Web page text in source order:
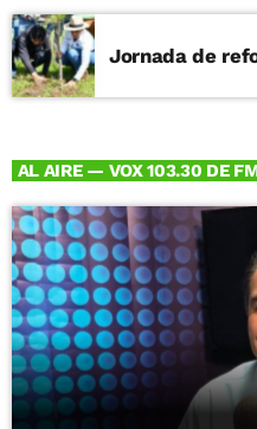
Jornada de
AL AIRE — VOX 103.30 DE